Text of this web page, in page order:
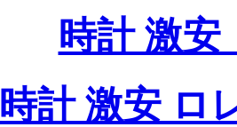
時計 激安
時計 激安 ロ